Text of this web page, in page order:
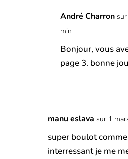
André Charron
min
Bonjour, vous
page 3. bonne
manu eslava sur 1
super boulot
interressant je me